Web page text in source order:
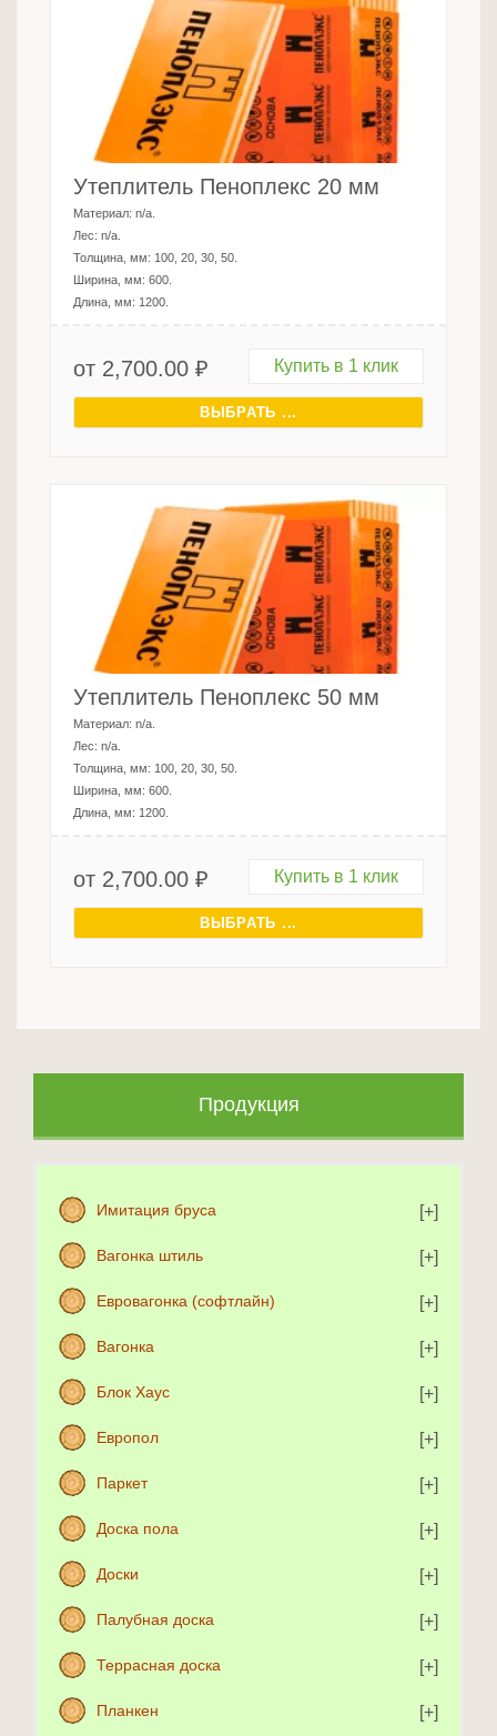
Продукция
Имитация бруса
Вагонка штиль
Евровагонка (софтлайн)
Вагонка
Блок Хаус
Европол
Паркет
Доска пола
Доски
Палубная доска
Террасная доска
Планкен
Утеплитель Пеноплекс 20 мм
Материал: n/a
Лес: n/a
Толщина, мм: 100, 20, 30, 50
Ширина, мм: 600
Длина, мм: 1200
от 2,700.00 ₽ Купить в 1 клик
ВЫБРАТЬ ...
Утеплитель Пеноплекс 50 мм
Материал: n/a
Лес: n/a
Толщина, мм: 100, 20, 30, 50
Ширина, мм: 600
Длина, мм: 1200
от 2,700.00 ₽ Купить в 1 клик
ВЫБРАТЬ ...